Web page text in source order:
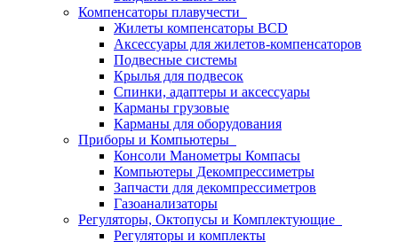
Компенсаторы плавучести
Жилеты компенсаторы BCD
Аксессуары для жилетов-компенсаторов
Подвесные системы
Крылья для подвесок
Спинки, адаптеры и аксессуары
Карманы грузовые
Карманы для оборудования
Приборы и Компьютеры
Консоли Манометры Компасы
Компьютеры Декомпрессиметры
Запчасти для декомпрессиметров
Газоанализаторы
Регуляторы, Октопусы и Комплектующие
Регуляторы и комплекты